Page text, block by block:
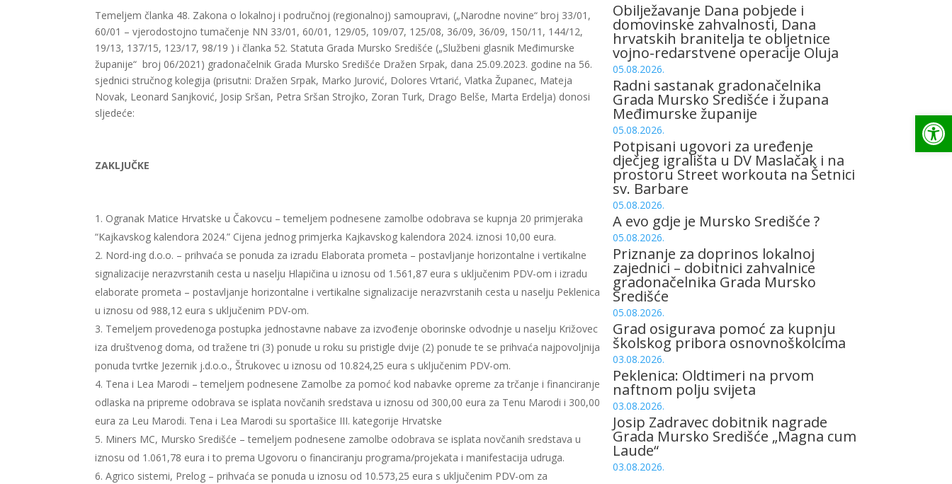
Temeljem članka 48. Zakona o lokalnoj i područnoj (regionalnoj) samoupravi, („Narodne novine“ broj 33/01,
60/01 – vjerodostojno tumačenje NN 33/01, 60/01, 129/05, 109/07, 125/08, 36/09, 36/09, 150/11, 144/12,
19/13, 137/15, 123/17, 98/19 ) i članka 52. Statuta Grada Mursko Središće („Službeni glasnik Međimurske
županije“ broj 06/2021) gradonačelnik Grada Mursko Središće Dražen Srpak, dana 25.09.2023. godine na 56.
sjednici stručnog kolegija (prisutni: Dražen Srpak, Marko Jurović, Dolores Vrtarić, Vlatka Županec, Mateja
Novak, Leonard Sanjković, Josip Sršan, Petra Sršan Strojko, Zoran Turk, Drago Belše, Marta Erdelja) donosi
sljedeće:
ZAKLJUČKE
Ogranak Matice Hrvatske u Čakovcu – temeljem podnesene zamolbe odobrava se kupnja 20 primjeraka
“Kajkavskog kalendora 2024.” Cijena jednog primjerka Kajkavskog kalendora 2024. iznosi 10,00 eura.
Nord-ing d.o.o. – prihvaća se ponuda za izradu Elaborata prometa – postavljanje horizontalne i vertikalne
signalizacije nerazvrstanih cesta u naselju Hlapičina u iznosu od 1.561,87 eura s uključenim PDV-om i izradu
elaborate prometa – postavljanje horizontalne i vertikalne signalizacije nerazvrstanih cesta u naselju Peklenica
u iznosu od 988,12 eura s uključenim PDV-om.
Temeljem provedenoga postupka jednostavne nabave za izvođenje oborinske odvodnje u naselju Križovec
iza društvenog doma, od tražene tri (3) ponude u roku su pristigle dvije (2) ponude te se prihvaća najpovoljnija
ponuda tvrtke Jezernik j.d.o.o., Štrukovec u iznosu od 10.824,25 eura s uključenim PDV-om.
Tena i Lea Marodi – temeljem podnesene Zamolbe za pomoć kod nabavke opreme za trčanje i financiranje
odlaska na pripreme odobrava se isplata novčanih sredstava u iznosu od 300,00 eura za Tenu Marodi i 300,00
eura za Leu Marodi. Tena i Lea Marodi su sportašice III. kategorije Hrvatske
Miners MC, Mursko Središće – temeljem podnesene zamolbe odobrava se isplata novčanih sredstava u
iznosu od 1.061,78 eura i to prema Ugovoru o financiranju programa/projekata i manifestacija udruga.
Agrico sistemi, Prelog – prihvaća se ponuda u iznosu od 10.573,25 eura s uključenim PDV-om za
Obilježavanje Dana pobjede i
domovinske zahvalnosti, Dana
hrvatskih branitelja te obljetnice
vojno-redarstvene operacije Oluja
05.08.2026.
Radni sastanak gradonačelnika
Grada Mursko Središće i župana
Međimurske županije
05.08.2026.
Potpisani ugovori za uređenje
dječjeg igrališta u DV Maslačak i na
prostoru Street workouta na Šetnici
sv. Barbare
05.08.2026.
A evo gdje je Mursko Središće ?
05.08.2026.
Priznanje za doprinos lokalnoj
zajednici – dobitnici zahvalnice
gradonačelnika Grada Mursko
Središće
05.08.2026.
Grad osigurava pomoć za kupnju
školskog pribora osnovnoškolcima
03.08.2026.
Peklenica: Oldtimeri na prvom
naftnom polju svijeta
03.08.2026.
Josip Zadravec dobitnik nagrade
Grada Mursko Središće „Magna cum
Laude“
03.08.2026.